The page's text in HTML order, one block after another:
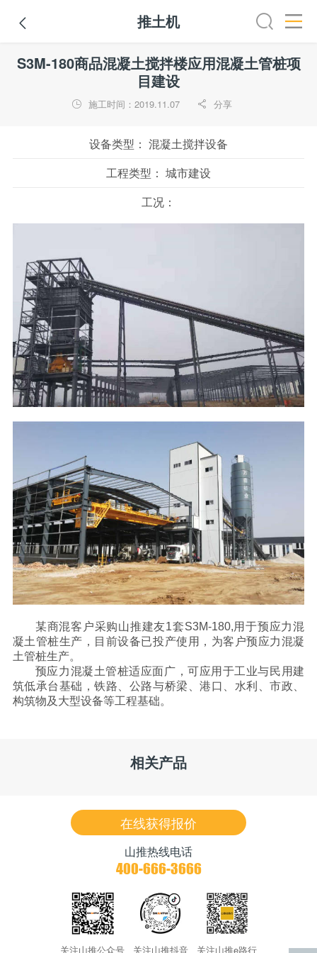
 推土机
全部 推土机 压路机 平地机 装载机 挖掘机
S3M-180商品混凝土搅拌楼应用混凝土管桩项
目建设
 施工时间：2019.11.07  分享
设备类型： 混凝土搅拌设备
工程类型： 城市建设
工况：
某商混客户采购山推建友1套S3M-180,用于预应力混
凝土管桩生产，目前设备已投产使用，为客户预应力混凝
土管桩生产。
预应力混凝土管桩适应面广，可应用于工业与民用建
筑低承台基础，铁路、公路与桥梁、港口、水利、市政、
构筑物及大型设备等工程基础。
相关产品
在线获得报价
山推热线电话
400-666-3666
关注山推公众号 关注山推抖音 关注山推e路行